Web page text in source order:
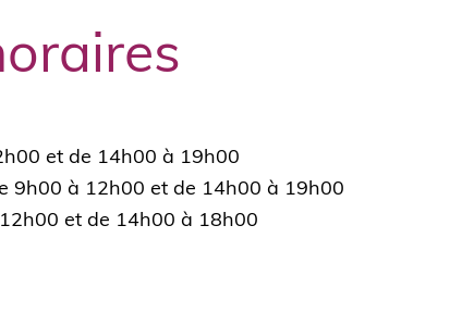
et de 14h00 à 19h00
9h00 à 12h00 et de 14h00 à 19h00
et de 14h00 à 18h00